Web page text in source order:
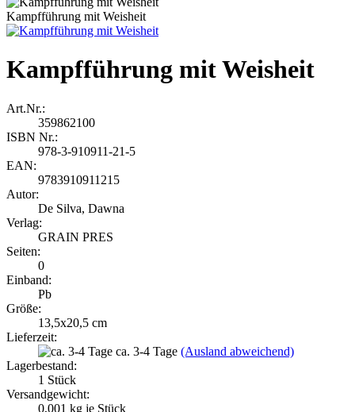
Kampfführung mit Weisheit
Kampfführung mit Weisheit
Art.Nr.:
359862100
ISBN Nr.:
978-3-910911-21-5
EAN:
9783910911215
Autor:
De Silva, Dawna
Verlag:
GRAIN PRES
Seiten:
0
Einband:
Pb
Größe:
13,5x20,5 cm
Lieferzeit:
ca. 3-4 Tage (Ausland abweichend)
Lagerbestand:
1 Stück
Versandgewicht:
0,001 kg je Stück